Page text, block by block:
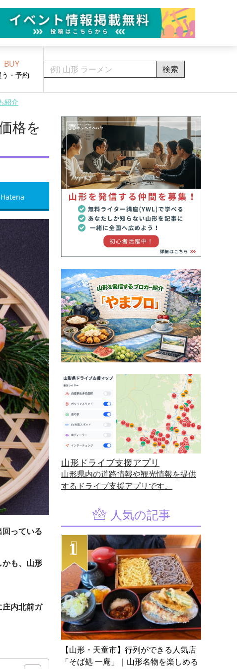
BUY
う・予約
検索
紹介
格を
Hatena
回っている
も、山形
内北前ガ
山形ドライブ支援アプリ
山形県内の道路情報や観光情報を提供
するドライブ支援アプリです。
人気の記事
【山形・天童市】行列ができる人気店
「そば処 一庵」｜山形名物を楽しめる